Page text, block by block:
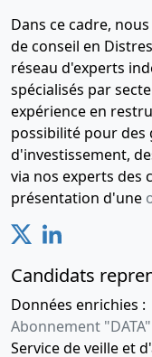
Dans ce cadre,
de conseil en
réseau d'experts
spécialisés par
expérience en
possibilité pour des
d'investissement,
via nos experts des
présentation d'une
Candidats
Données enrichies :
Abonnement "DATA"
Service de veille et